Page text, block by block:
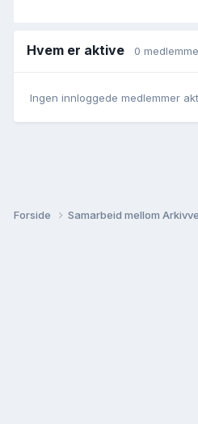
Hvem er aktive 0
Ingen innloggede medlemmer
Forside Samarbeid mellom